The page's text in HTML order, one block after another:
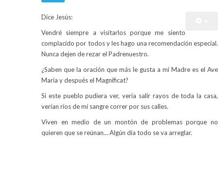
Dice Jesús:
Vendré siempre a visitarlos porque me siento
complacido por todos y les hago una recomendación especial.
Nunca dejen de rezar el Padrenuestro.
¿Saben que la oración que más le gusta a mi Madre es el Ave
María y después el Magnificat?
Si este pueblo pudiera ver, vería salir rayos de toda la casa,
verían ríos de mi sangre correr por sus calles.
Viven en medio de un montón de problemas porque no
quieren que se reúnan… Algún día todo se va arreglar.